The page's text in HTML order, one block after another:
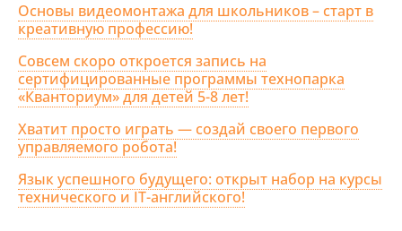
Основы видеомонтажа для школьников – старт в
креативную профессию!
Совсем скоро откроется запись на
сертифицированные программы технопарка
«Кванториум» для детей 5-8 лет!
Хватит просто играть — создай своего первого
управляемого робота!
Язык успешного будущего: открыт набор на курсы
технического и IT-английского!